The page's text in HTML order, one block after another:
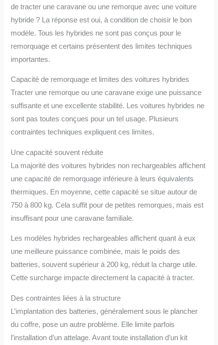
de tracter une caravane ou une remorque avec une voiture
hybride ? La réponse est oui, à condition de choisir le bon
modèle. Tous les hybrides ne sont pas conçus pour le
remorquage et certains présentent des limites techniques
importantes.
Capacité de remorquage et limites des voitures hybrides
Tracter une remorque ou une caravane exige une puissance
suffisante et une excellente stabilité. Les voitures hybrides ne
sont pas toutes conçues pour un tel usage. Plusieurs
contraintes techniques expliquent ces limites.
Une capacité souvent réduite
La majorité des voitures hybrides non rechargeables affichent
une capacité de remorquage inférieure à leurs équivalents
thermiques. En moyenne, cette capacité se situe autour de
750 à 800 kg. Cela suffit pour de petites remorques, mais est
insuffisant pour une caravane familiale.
Les modèles hybrides rechargeables affichent quant à eux
une meilleure puissance combinée, mais le poids des
batteries, souvent supérieur à 200 kg, réduit la charge utile.
Cette surcharge impacte directement la capacité à tracter.
Des contraintes liées à la structure
L’implantation des batteries, généralement sous le plancher
du coffre, pose un autre problème. Elle limite parfois
l’installation d’un attelage. Avant toute installation d’un kit